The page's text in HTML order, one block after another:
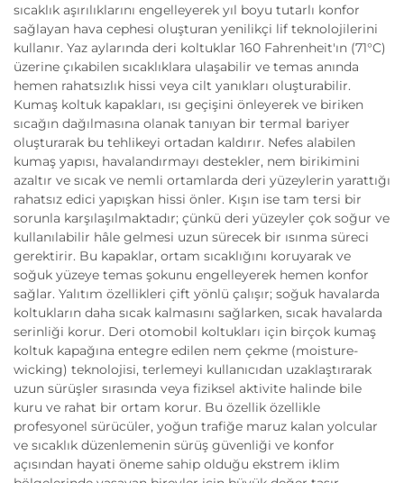
sıcaklık aşırılıklarını engelleyerek yıl boyu tutarlı konfor
sağlayan hava cephesi oluşturan yenilikçi lif teknolojilerini
kullanır. Yaz aylarında deri koltuklar 160 Fahrenheit'ın (71°C)
üzerine çıkabilen sıcaklıklara ulaşabilir ve temas anında
hemen rahatsızlık hissi veya cilt yanıkları oluşturabilir.
Kumaş koltuk kapakları, ısı geçişini önleyerek ve biriken
sıcağın dağılmasına olanak tanıyan bir termal bariyer
oluşturarak bu tehlikeyi ortadan kaldırır. Nefes alabilen
kumaş yapısı, havalandırmayı destekler, nem birikimini
azaltır ve sıcak ve nemli ortamlarda deri yüzeylerin yarattığı
rahatsız edici yapışkan hissi önler. Kışın ise tam tersi bir
sorunla karşılaşılmaktadır; çünkü deri yüzeyler çok soğur ve
kullanılabilir hâle gelmesi uzun sürecek bir ısınma süreci
gerektirir. Bu kapaklar, ortam sıcaklığını koruyarak ve
soğuk yüzeye temas şokunu engelleyerek hemen konfor
sağlar. Yalıtım özellikleri çift yönlü çalışır; soğuk havalarda
koltukların daha sıcak kalmasını sağlarken, sıcak havalarda
serinliği korur. Deri otomobil koltukları için birçok kumaş
koltuk kapağına entegre edilen nem çekme (moisture-
wicking) teknolojisi, terlemeyi kullanıcıdan uzaklaştırarak
uzun sürüşler sırasında veya fiziksel aktivite halinde bile
kuru ve rahat bir ortam korur. Bu özellik özellikle
profesyonel sürücüler, yoğun trafiğe maruz kalan yolcular
ve sıcaklık düzenlemenin sürüş güvenliği ve konfor
açısından hayati öneme sahip olduğu ekstrem iklim